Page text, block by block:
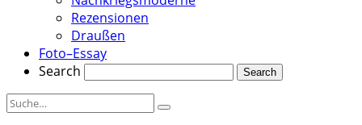
Rezensionen
Draußen
Foto–Essay
Search